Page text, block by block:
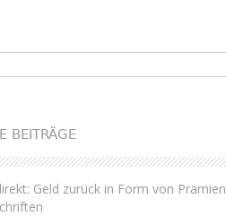
BEITRÄGE
Geld zurück in Form von Prämien